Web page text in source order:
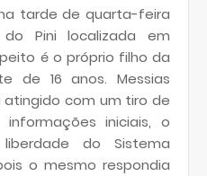
tarde de quarta-feira
Pini localizada em
é o próprio filho da
de 16 anos. Messias
atingido com um tiro de
informações iniciais, o
do Sistema
o mesmo respondia